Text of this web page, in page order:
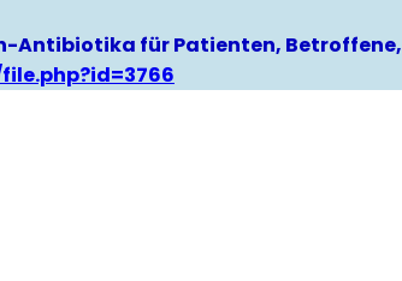
Antibiotika für Patienten, Betroffene,